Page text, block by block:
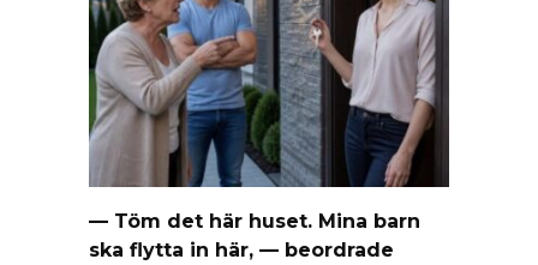
— Töm det här huset. Mina barn
ska flytta in här, — beordrade